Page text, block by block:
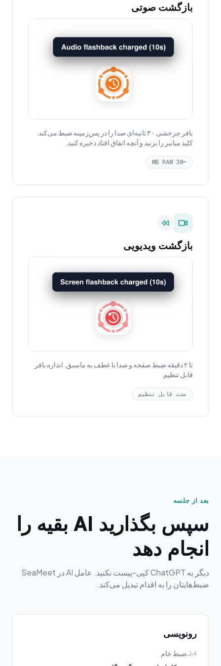
بازگشت صوتی
بافر چرخشی ۳۰ ثانیه‌ای صدا را در پس‌زمینه ضبط می‌کند.
کلید میانبر را بزنید و آنچه اتفاق افتاد ذخیره کنید.
~30 MB RAM
بازگشت ویدیویی
تا ۲ دقیقه ضبط صفحه و صدا با عطف به ماسبق. اندازه بافر
قابل تنظیم.
مدت قابل تنظیم
بعد از جلسه
سپس بگذارید AI بقیه را
انجام دهد
دیگر به ChatGPT کپی-پیست نکنید. عامل AI در SeaMeet
ضبط‌هایتان را به اقدام تبدیل می‌کند.
رونویسی
قبلضبط خام